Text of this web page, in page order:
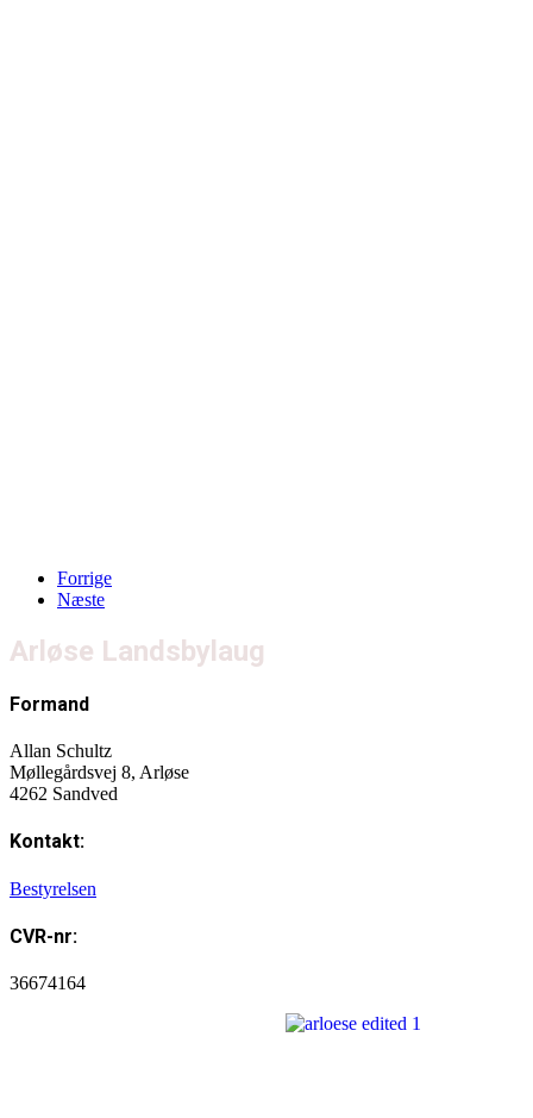
Forrige
Næste
Arløse Landsbylaug
Formand
Allan Schultz
Møllegårdsvej 8, Arløse
4262 Sandved
Kontakt:
Bestyrelsen
CVR-nr:
36674164